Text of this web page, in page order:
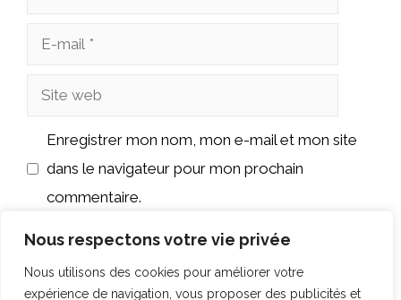
Nous respectons votre vie privée
Nous utilisons des cookies pour améliorer votre
expérience de navigation, vous proposer des publicités et
Site
Enregistrer mon nom, mon e-mail et mon site
dans le navigateur pour mon prochain
commentaire.